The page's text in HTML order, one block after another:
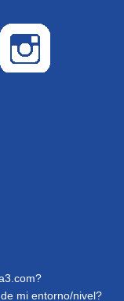
mi entorno/nivel?